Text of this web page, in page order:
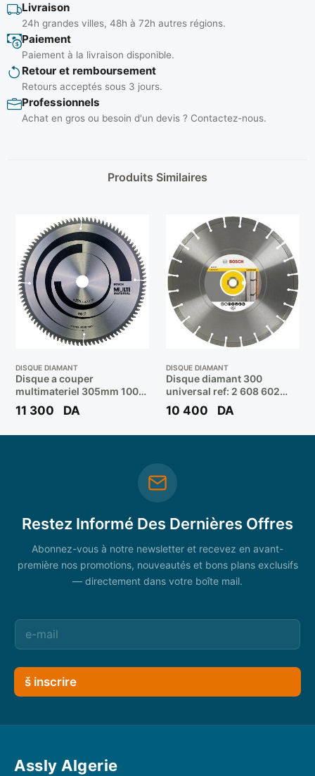
Livraison
24h grandes villes, 48h à 72h autres régions.
Paiement
Paiement à la livraison disponible.
Retour et remboursement
Retours acceptés sous 3 jours.
Professionnels
Achat en gros ou besoin d'un devis ? Contactez-nous.
Produits Similaires
DISQUE DIAMANT
Disque a couper
multimateriel 305mm 100d
/ 2608642209 ** BOSCH
11 300 DA
DISQUE DIAMANT
Disque diamant 300
universal ref: 2 608 602
548 ** BOSCH
10 400 DA
Restez Informé Des Dernières Offres
Abonnez-vous à notre newsletter et recevez en avant-
première nos promotions, nouveautés et bons plans exclusifs
— directement dans votre boîte mail.
š inscrire
Assly Algerie